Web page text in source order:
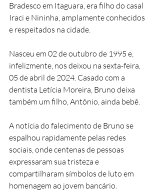
Bradesco em Itaguara, era filho do casal
Iraci e Nininha, amplamente conhecidos
e respeitados na cidade.
Nasceu em 02 de outubro de 1995 e,
infelizmente, nos deixou na sexta-feira,
05 de abril de 2024. Casado com a
dentista Letícia Moreira, Bruno deixa
também um filho, Antônio, ainda bebê.
A notícia do falecimento de Bruno se
espalhou rapidamente pelas redes
sociais, onde centenas de pessoas
expressaram sua tristeza e
compartilharam símbolos de luto em
homenagem ao jovem bancário.